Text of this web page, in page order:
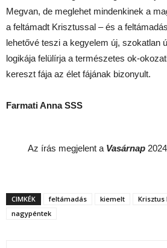
Megvan, de meglehet mindenkinek a
a feltámadt Krisztussal – és a
lehetővé teszi a kegyelem új, szokatlan
logikája felülírja a természetes ok-
kereszt fája az élet fájának bizonyult.
Farmati Anna SSS
Az írás megjelent a Vasárnap
CIMKÉK feltámadás kiemelt
Krisztus
nagypéntek